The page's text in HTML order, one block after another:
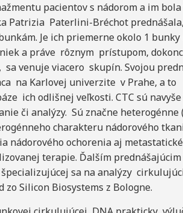
pacientov s nádorom a im bola
Patrizia Paterlini-Bréchot
Je ich priemerne okolo 1 bunky
a práve rôznym prístupom,
venuje viacero skupín. Svojou
na Karlovej univerzite v Prahe, a to
ich odlišnej veľkosti. CTC sú
či analýzy. Sú značne heterogénne
charakteru nádorového
nádorového ochorenia aj
terapie. Ďalším
sa na analýzy
Silicon Biosystems z Bologne.